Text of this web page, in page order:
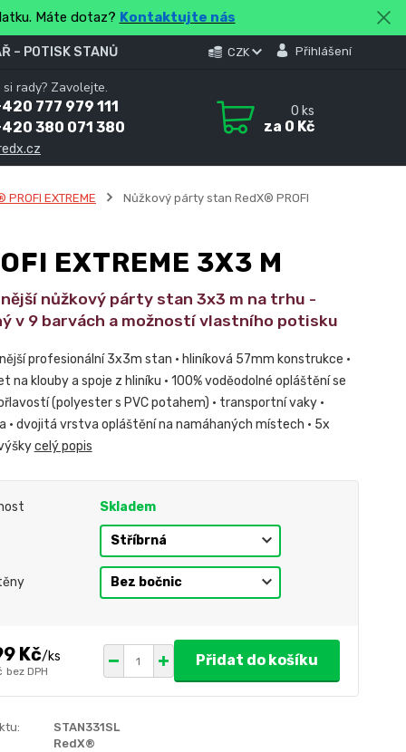
Máte dotaz? Kontaktujte nás
– POTISK STANŮ CZK Přihlášení
rady? Zavolejte.
777 979 111
380 071 380
0 ks
za 0 Kč
PROFI EXTREME Nůžkový párty stan RedX® PROFI
EXTREME 3X3 M
nůžkový párty stan 3x3 m na trhu -
v 9 barvách a možností vlastního potisku
profesionální 3x3m stan • hliníková 57mm konstrukce •
na klouby a spoje z hliníku • 100% voděodolné opláštění se
(polyester s PVC potahem) • transportní vaky •
• dvojitá vrstva opláštění na namáhaných místech • 5x
celý popis
Skladem
Kč/ks
bez DPH
Přidat do košíku
STAN331SL
RedX®